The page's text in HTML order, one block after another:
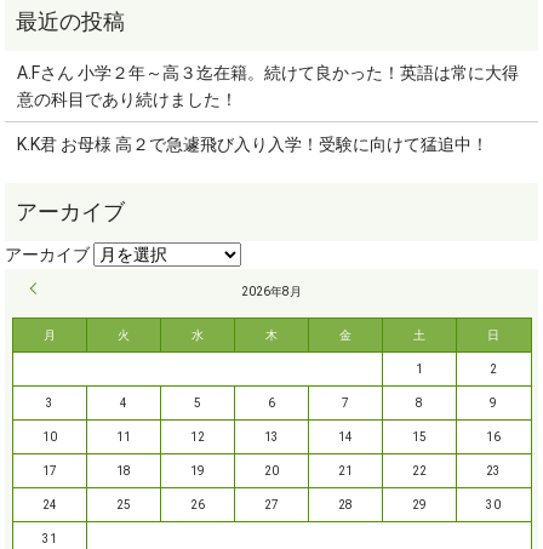
A.Fさん 小学２年～高３迄在籍。続けて良かった！英語は常に大得
意の科目であり続けました！
K.K君 お母様 高２で急遽飛び入り入学！受験に向けて猛追中！
2026年8月
月 火 水 木 金 土 日
1 2
3 4 5 6 7 8 9
10 11 12 13 14 15 16
17 18 19 20 21 22 23
24 25 26 27 28 29 30
31